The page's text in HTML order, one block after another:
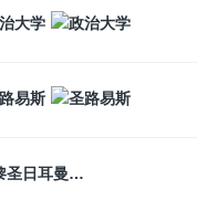
大学
易斯
巴黎圣日耳曼